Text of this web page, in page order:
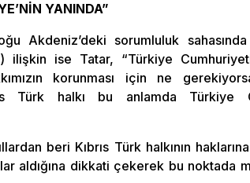
YANINDA”
Akdeniz’deki sorumluluk
ilişkin ise Tatar, “Türkiye
korunması için ne
Türk halkı bu anlamda Türkiye
beri Kıbrıs Türk halkının
aldığına dikkati çekerek bu noktada